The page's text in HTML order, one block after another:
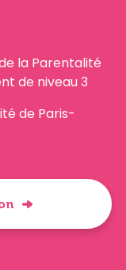
la Parentalité
de niveau 3
de Paris-